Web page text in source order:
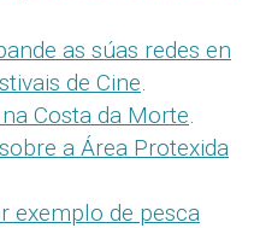
as súas redes en
de Cine
Costa da Morte
a Área Protexida
exemplo de pesca